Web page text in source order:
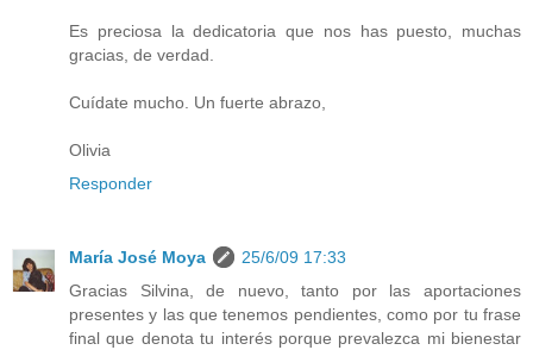
Es preciosa la dedicatoria que nos has puesto, muchas
gracias, de verdad.
Cuídate mucho. Un fuerte abrazo,
Olivia
Responder
María José Moya
25/6/09 17:33
Gracias Silvina, de nuevo, tanto por las aportaciones
presentes y las que tenemos pendientes, como por tu frase
final que denota tu interés porque prevalezca mi bienestar